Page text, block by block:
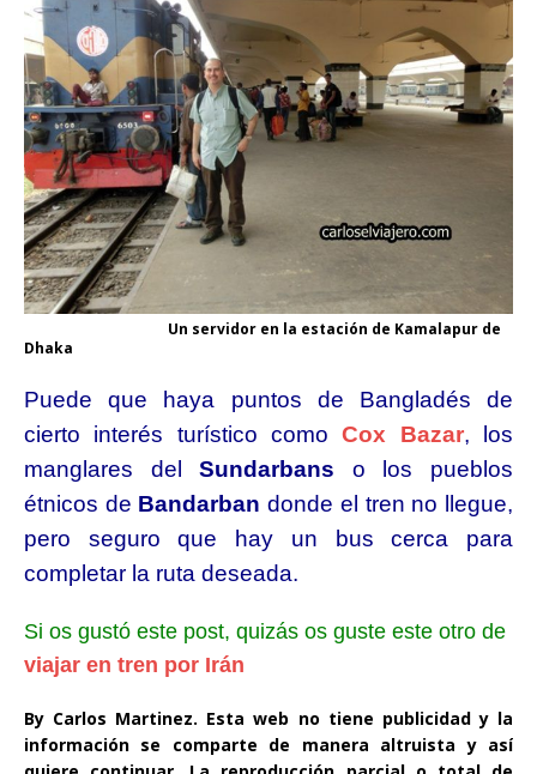
Un servidor en la estación de Kamalapur de
Dhaka
Puede que haya puntos de Bangladés de
cierto interés turístico comoCox Bazar, los
manglares delSundarbans o los pueblos
étnicos de Bandarban donde el tren no llegue,
pero seguro que hay un bus cerca para
completar la ruta deseada.
Si os gustó este post, quizás os guste este otro de
viajar en tren por Irán
By Carlos Martinez. Esta web no tiene publicidad y la
información se comparte de manera altruista y así